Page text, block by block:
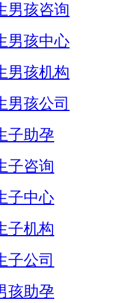
男孩咨询
男孩中心
男孩机构
男孩公司
子助孕
子咨询
子中心
子机构
子公司
孩助孕